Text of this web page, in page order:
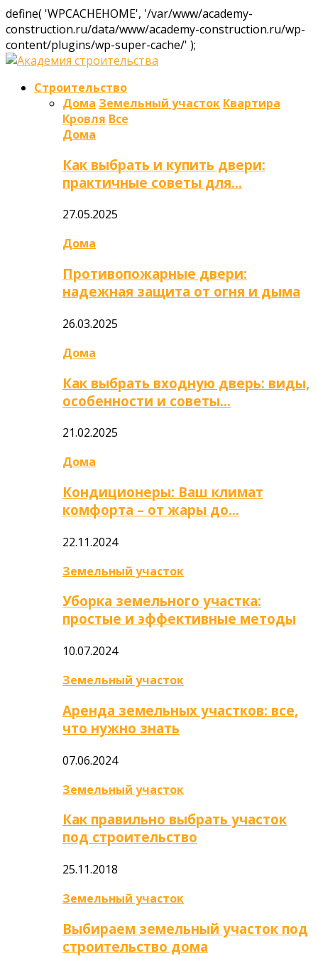
define( 'WPCACHEHOME', '/var/www/academy-
construction.ru/data/www/academy-construction.ru/wp-
content/plugins/wp-super-cache/' );
Строительство
Дома Земельный участок Квартира
Кровля Все
Дома
Как выбрать и купить двери:
практичные советы для…
27.05.2025
Дома
Противопожарные двери:
надежная защита от огня и дыма
26.03.2025
Дома
Как выбрать входную дверь: виды,
особенности и советы…
21.02.2025
Дома
Кондиционеры: Ваш климат
комфорта – от жары до…
22.11.2024
Земельный участок
Уборка земельного участка:
простые и эффективные методы
10.07.2024
Земельный участок
Аренда земельных участков: все,
что нужно знать
07.06.2024
Земельный участок
Как правильно выбрать участок
под строительство
25.11.2018
Земельный участок
Выбираем земельный участок под
строительство дома